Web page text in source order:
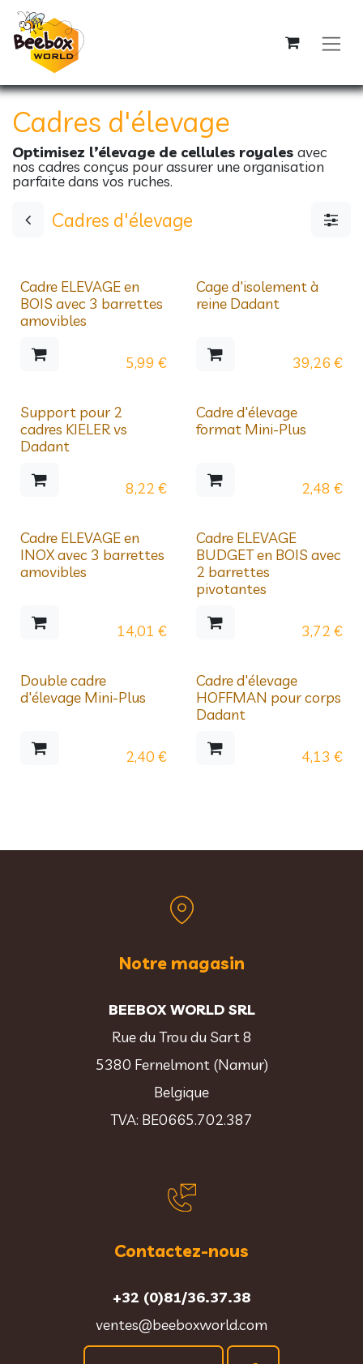
Se rendre au contenu
Cadres d'élevage
Optimisez l’élevage de cellules royales avec
nos cadres conçus pour assurer une organisation
parfaite dans vos ruches.
Cadres d'élevage
Prix dégressifs
Cadre ELEVAGE en
BOIS avec 3 barrettes
amovibles
5,99 €
Cage d'isolement à
reine Dadant
39,26 €
Support pour 2
cadres KIELER vs
Dadant
8,22 €
Cadre d'élevage
format Mini-Plus
2,48 €
Cadre ELEVAGE en
INOX avec 3 barrettes
amovibles
14,01 €
Cadre ELEVAGE
BUDGET en BOIS avec
2 barrettes
pivotantes
3,72 €
Prix dégressifs
Double cadre
d'élevage Mini-Plus
2,40 €
Cadre d'élevage
HOFFMAN pour corps
Dadant
4,13 €
Notre magasin
BEEBOX WORLD SRL
Rue du Trou du Sart 8
5380 Fernelmont (Namur)
Belgique
TVA: BE0665.702.387
Contactez-nous
+32 (0)81/36.37.38
ventes@beeboxworld.com